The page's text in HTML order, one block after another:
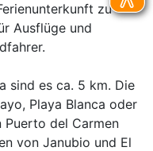
zu
Ausflüge und
sind es ca. 5 km. Die
Playa Blanca oder
Puerto del Carmen
von Janubio und El